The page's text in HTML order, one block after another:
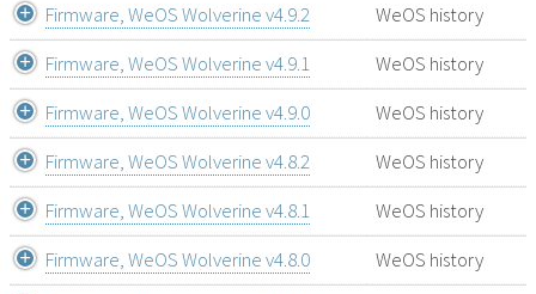
Firmware, WeOS Wolverine v4.9.2
WeOS history
Firmware, WeOS Wolverine v4.9.1
WeOS history
Firmware, WeOS Wolverine v4.9.0
WeOS history
Firmware, WeOS Wolverine v4.8.2
WeOS history
Firmware, WeOS Wolverine v4.8.1
WeOS history
Firmware, WeOS Wolverine v4.8.0
WeOS history